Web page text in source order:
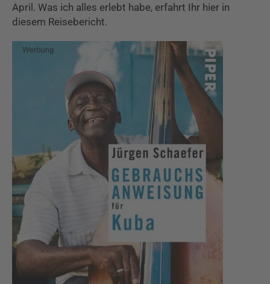
April. Was ich alles erlebt habe, erfahrt Ihr hier in
diesem Reisebericht.